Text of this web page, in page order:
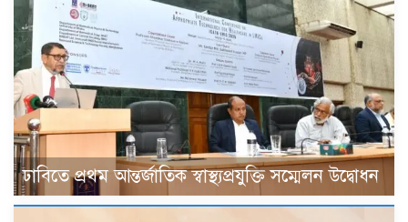
ঢাবিতে প্রথম আন্তর্জাতিক স্বাস্থ্যপ্রযুক্তি সম্মেলন উদ্বোধন